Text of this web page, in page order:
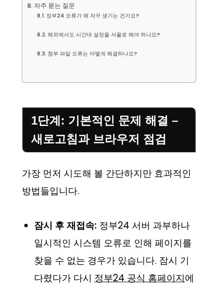
자주 묻는 질문
정부24 오류가 왜 자꾸 생기는 건가요?
해외에서도 시간대 설정을 서울로 해야 하나요?
첨부 파일 오류는 어떻게 해결하나요?
1단계: 기본적인 문제 해결 –
새로고침과 브라우저 점검
가장 먼저 시도해 볼 간단하지만 효과적인
방법들입니다.
잠시 후 재접속: 정부24 서버 과부하나
일시적인 시스템 오류로 인해 페이지를
찾을 수 없는 경우가 있습니다. 잠시 기
다렸다가 다시 정부24 공식 홈페이지에